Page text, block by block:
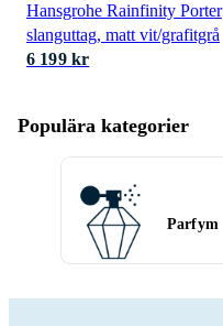
Hansgrohe Rainfinity Porter
slanguttag, matt vit/grafitgrå
6 199 kr
Populära kategorier
Parfym